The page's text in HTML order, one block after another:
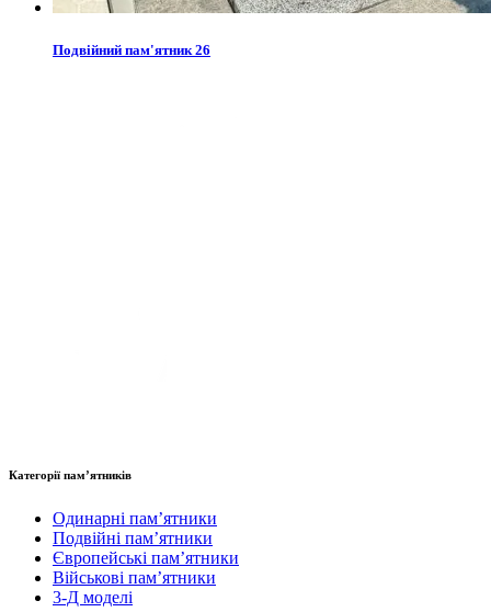
Подвійний пам'ятник 26
Категорії пам’ятників
Одинарні пам’ятники
Подвійні пам’ятники
Європейські пам’ятники
Військові пам’ятники
3-Д моделі